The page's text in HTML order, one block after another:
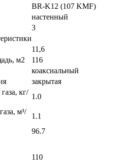
BR-K12 (107 KMF)
настенный
3
11,6
м2
116
коаксиальный
закрытая
кг/
1.0
м³/
1.1
96.7
110